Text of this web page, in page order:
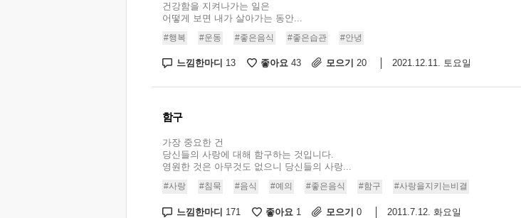
건강함을 지켜나가는 일은
어떻게 보면 내가 살아가는 동안...
#행복 #운동 #좋은음식 #좋은습관 #안녕
느낌한마디 13 좋아요 43 모으기 20 2021.12.11. 토요일
함구
가장 중요한 건
당신들의 사랑에 대해 함구하는 것입니다.
영원한 것은 아무것도 없으니 당신들의 사랑...
#사랑 #침묵 #음식 #예의 #좋은음식 #함구 #사랑을지키는비결
느낌한마디 171 좋아요 1 모으기 0 2011.7.12. 화요일